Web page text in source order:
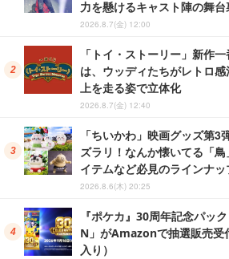
力を懸けるキャスト陣の舞台
2026.8.7(金) 12:00
「トイ・ストーリー」新作
は、ウッディたちがレトロ
上を走る姿で立体化
2026.8.7(金) 12:40
「ちいかわ」映画グッズ第3
ズラリ！なんか懐いてる「
イテムなど必見のラインナッ
2026.8.6(木) 20:25
『ポケカ』30周年記念パッ
N」がAmazonで抽選販売受
入り）